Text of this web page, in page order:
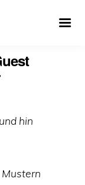
hin